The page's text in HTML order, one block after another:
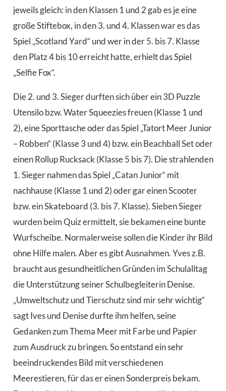
jeweils gleich: in den Klassen 1 und 2 gab es je eine
große Stiftebox, in den 3. und 4. Klassen war es das
Spiel „Scotland Yard“ und wer in der 5. bis 7. Klasse
den Platz 4 bis 10 erreicht hatte, erhielt das Spiel
„Selfie Fox“.
Die 2. und 3. Sieger durften sich über ein 3D Puzzle
Utensilo bzw. Water Squeezies freuen (Klasse 1 und
2), eine Sporttasche oder das Spiel „Tatort Meer Junior
– Robben“ (Klasse 3 und 4) bzw. ein Beachball Set oder
einen Rollup Rucksack (Klasse 5 bis 7). Die strahlenden
1. Sieger nahmen das Spiel „Catan Junior“ mit
nachhause (Klasse 1 und 2) oder gar einen Scooter
bzw. ein Skateboard (3. bis 7. Klasse). Sieben Sieger
wurden beim Quiz ermittelt, sie bekamen eine bunte
Wurfscheibe. Normalerweise sollen die Kinder ihr Bild
ohne Hilfe malen. Aber es gibt Ausnahmen. Yves z.B.
braucht aus gesundheitlichen Gründen im Schulalltag
die Unterstützung seiner Schulbegleiterin Denise.
„Umweltschutz und Tierschutz sind mir sehr wichtig“
sagt Ives und Denise durfte ihm helfen, seine
Gedanken zum Thema Meer mit Farbe und Papier
zum Ausdruck zu bringen. So entstand ein sehr
beeindruckendes Bild mit verschiedenen
Meerestieren, für das er einen Sonderpreis bekam.